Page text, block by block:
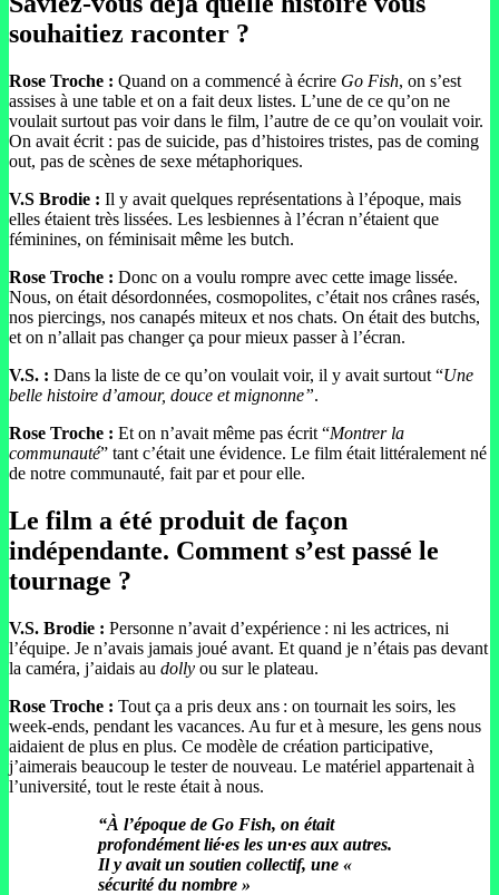
souhaitiez raconter ?
Rose Troche : Quand on a commencé à écrire Go Fish, on s’est
assises à une table et on a fait deux listes. L’une de ce qu’on ne
voulait surtout pas voir dans le film, l’autre de ce qu’on voulait voir.
On avait écrit : pas de suicide, pas d’histoires tristes, pas de coming
out, pas de scènes de sexe métaphoriques.
V.S Brodie : Il y avait quelques représentations à l’époque, mais
elles étaient très lissées. Les lesbiennes à l’écran n’étaient que
féminines, on féminisait même les butch.
Rose Troche : Donc on a voulu rompre avec cette image lissée.
Nous, on était désordonnées, cosmopolites, c’était nos crânes rasés,
nos piercings, nos canapés miteux et nos chats. On était des butchs,
et on n’allait pas changer ça pour mieux passer à l’écran.
V.S. : Dans la liste de ce qu’on voulait voir, il y avait surtout “Une
belle histoire d’amour, douce et mignonne”.
Rose Troche : Et on n’avait même pas écrit “Montrer la
communauté” tant c’était une évidence. Le film était littéralement né
de notre communauté, fait par et pour elle.
Le film a été produit de façon
indépendante. Comment s’est passé le
tournage ?
V.S. Brodie : Personne n’avait d’expérience : ni les actrices, ni
l’équipe. Je n’avais jamais joué avant. Et quand je n’étais pas devant
la caméra, j’aidais au dolly ou sur le plateau.
Rose Troche : Tout ça a pris deux ans : on tournait les soirs, les
week-ends, pendant les vacances. Au fur et à mesure, les gens nous
aidaient de plus en plus. Ce modèle de création participative,
j’aimerais beaucoup le tester de nouveau. Le matériel appartenait à
l’université, tout le reste était à nous.
“À l’époque de Go Fish, on était
profondément lié·es les un·es aux autres.
Il y avait un soutien collectif, une «
sécurité du nombre »